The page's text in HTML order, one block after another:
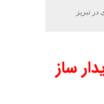
تبریز
ساز